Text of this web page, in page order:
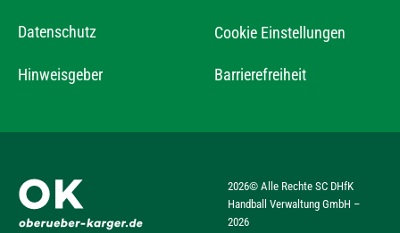
Datenschutz Cookie Einstellungen
Hinweisgeber Barrierefreiheit
2026© Alle Rechte SC DHfK
Handball Verwaltung GmbH –
2026